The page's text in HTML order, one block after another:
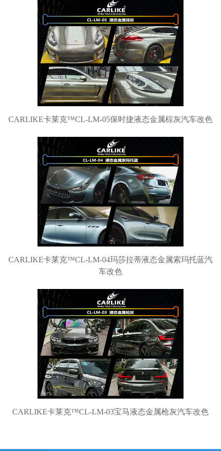
CARLIKE卡莱克™CL-LM-05保时捷液态金属棕灰汽车改色
CARLIKE卡莱克™CL-LM-04玛莎拉蒂液态金属索玛托蓝汽
车改色
CARLIKE卡莱克™CL-LM-03宝马液态金属枪灰汽车改色